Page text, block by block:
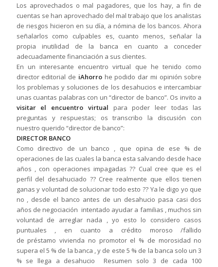
Los aprovechados o mal pagadores, que los hay, a fin de
cuentas se han aprovechado del mal trabajo que los analistas
de riesgos hicieron en su día, a nómina de los bancos. Ahora
señalarlos como culpables es, cuanto menos, señalar la
propia inutilidad de la banca en cuanto a conceder
adecuadamente financiación a sus clientes.
En un interesante encuentro virtual que he tenido como
director editorial de iAhorrohe podido dar mi opinión sobre
los problemas y soluciones de los desahucios e intercambiar
unas cuantas palabras con un “director de banco”. Os invito a
visitar el encuentro virtual para poder leer todas las
preguntas y respuestas; os transcribo la discusión con
nuestro querido “director de banco”:
DIRECTOR BANCO
Como directivo de un banco , que opina de ese % de
operaciones de las cuales la banca esta salvando desde hace
años , con operaciones impagadas ?? Cual cree que es el
perfil del desahuciado ?? Cree realmente que ellos tienen
ganas y voluntad de solucionar todo esto ?? Ya le digo yo que
no , desde el banco antes de un desahucio pasa casi dos
años de negociación intentado ayudar a familias , muchos sin
voluntad de arreglar nada , yo esto lo considero casos
puntuales , en cuanto a crédito moroso /fallido
de préstamo vivienda no promotor el % de morosidad no
supera el 5 % de la banca , y de este 5 % de la banca solo un 3
% se llega a desahucio Resumen solo 3 de cada 100